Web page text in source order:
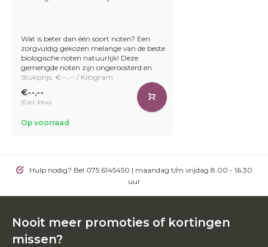
Wat is beter dan één soort noten? Een
zorgvuldig gekozen melange van de beste
biologische noten natuurlijk! Deze
gemengde noten zijn ongeroosterd en
Stukprijs: €--,-- / Kilogram
€--,--
(Excl. btw)
Op voorraad
Hulp nodig? Bel 075 6145450 | maandag t/m vrijdag 8.00 - 16.30
uur
Nooit meer promoties of kortingen
missen?